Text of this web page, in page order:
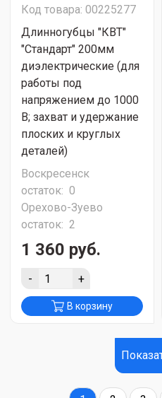
Код товара: 00225277
Длинногубцы "КВТ"
"Стандарт" 200мм
диэлектрические (для
работы под
напряжением до 1000
В; захват и удержание
плоских и круглых
деталей)
Воскресенск
остаток: 0
Орехово-Зуево
остаток: 2
1 360 руб.
- +
В корзину